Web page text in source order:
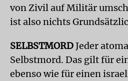
von Zivil auf Militär
ist also nichts
SELBSTMORD Jeder
Selbstmord. Das gilt für
ebenso wie für einen